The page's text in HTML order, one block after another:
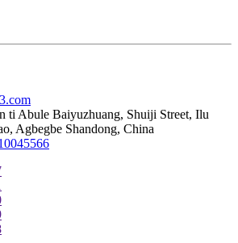
ti Abule Baiyuzhuang, Shuiji Street, Ilu
Agbegbe Shandong, China